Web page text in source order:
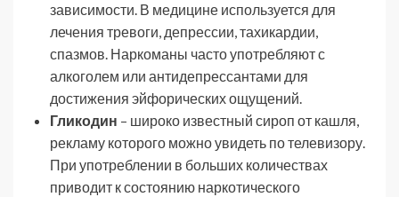
зависимости. В медицине используется для
лечения тревоги, депрессии, тахикардии,
спазмов. Наркоманы часто употребляют с
алкоголем или антидепрессантами для
достижения эйфорических ощущений.
Гликодин – широко известный сироп от кашля,
рекламу которого можно увидеть по телевизору.
При употреблении в больших количествах
приводит к состоянию наркотического